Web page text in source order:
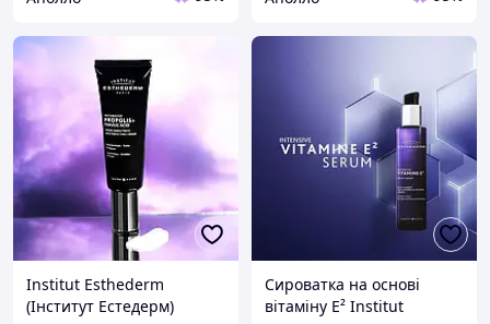
Institut Esthederm
(Інститут Естедерм)
Сироватка на основі
вітаміну E² Institut